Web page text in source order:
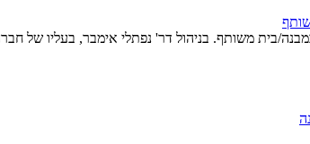
בית משותף. בניהול דר' נפתלי אימבר, בעליו של